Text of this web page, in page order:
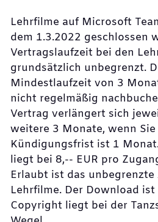
Lehrfilme auf Microsoft
dem 1.3.2022 geschlossen
Vertragslaufzeit bei den
grundsätzlich unbegrenzt.
Mindestlaufzeit von 3
nicht regelmäßig
Vertrag verlängert sich
weitere 3 Monate, wenn
Kündigungsfrist ist 1
liegt bei 8,-- EUR pro
Erlaubt ist das unbegrenzte
Lehrfilme. Der Download
Copyright liegt bei der